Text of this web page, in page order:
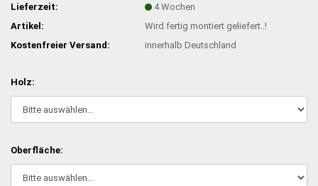
Lieferzeit:
4 Wochen
Artikel:
Wird fertig montiert geliefert..!
Kostenfreier Versand:
innerhalb Deutschland
Holz:
Oberfläche: